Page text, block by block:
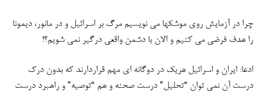
چرا در آزمایش روی موشکها می نویسیم مرگ بر اسرائیل و در مانور، دیمونا
را هدف فرضی می کنیم و الان با دشمن واقعی درگیر نمی شویم؟!
️ادعا: ایران و اسرائیل هریک در دوگانه ای مهم قراردارند که بدون درک
درست آن نمی توان “تحلیل” درست صحنه و هم “توصیه” و راهبرد درست